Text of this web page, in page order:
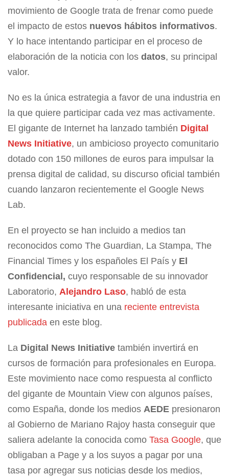
movimiento de Google trata de frenar como puede
el impacto de estos nuevos hábitos informativos.
Y lo hace intentando participar en el proceso de
elaboración de la noticia con los datos, su principal
valor.
No es la única estrategia a favor de una industria en
la que quiere participar cada vez mas activamente.
El gigante de Internet ha lanzado también Digital
News Initiative, un ambicioso proyecto comunitario
dotado con 150 millones de euros para impulsar la
prensa digital de calidad, su discurso oficial también
cuando lanzaron recientemente el Google News
Lab.
En el proyecto se han incluido a medios tan
reconocidos como The Guardian, La Stampa, The
Financial Times y los españoles El País y El
Confidencial, cuyo responsable de su innovador
Laboratorio, Alejandro Laso, habló de esta
interesante iniciativa en una reciente entrevista
publicada en este blog.
La Digital News Initiative también invertirá en
cursos de formación para profesionales en Europa.
Este movimiento nace como respuesta al conflicto
del gigante de Mountain View con algunos países,
como España, donde los medios AEDE presionaron
al Gobierno de Mariano Rajoy hasta conseguir que
saliera adelante la conocida como Tasa Google, que
obligaban a Page y a los suyos a pagar por una
tasa por agregar sus noticias desde los medios,